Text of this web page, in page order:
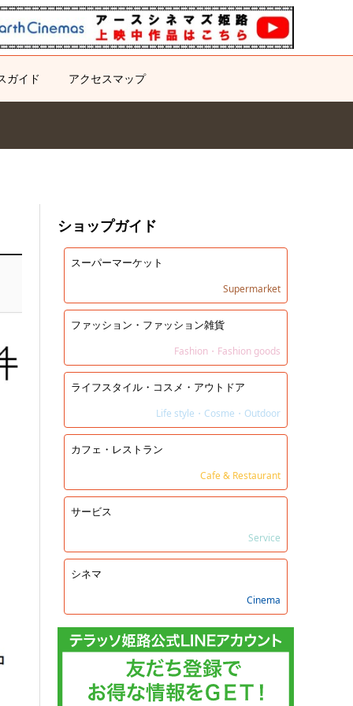
ガイド アクセスマップ
ショップガイド
スーパーマーケット
Supermarket
ファッション・ファッション雑貨
Fashion・Fashion goods
ライフスタイル・コスメ・アウトドア
Life style・Cosme・Outdoor
カフェ・レストラン
Cafe & Restaurant
サービス
Service
シネマ
Cinema